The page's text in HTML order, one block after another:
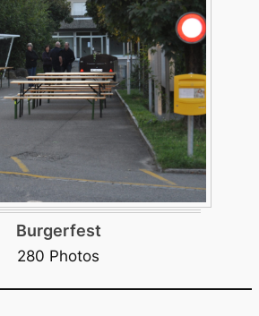
Burgerfest
280 Photos